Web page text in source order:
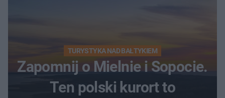
TURYSTYKA NAD BAŁTYKIEM
Zapomnij o Mielnie i Sopocie.
Ten polski kurort to